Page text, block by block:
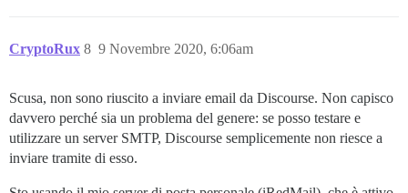
CryptoRux 9 Novembre 2020, 6:06am
8
Scusa, non sono riuscito a inviare email da Discourse. Non capisco
davvero perché sia un problema del genere: se posso testare e
utilizzare un server SMTP, Discourse semplicemente non riesce a
inviare tramite di esso.